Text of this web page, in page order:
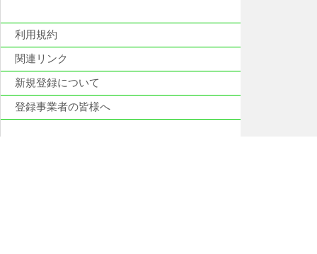
利用規約
関連リンク
新規登録について
登録事業者の皆様へ